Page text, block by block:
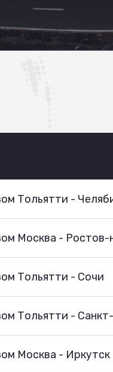
Тольятти -
Москва - Ростов-
Тольятти - Сочи
Тольятти -
Москва - Иркутск